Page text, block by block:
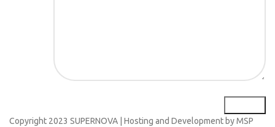
Copyright 2023 SUPERNOVA | Hosting and Development by MSP